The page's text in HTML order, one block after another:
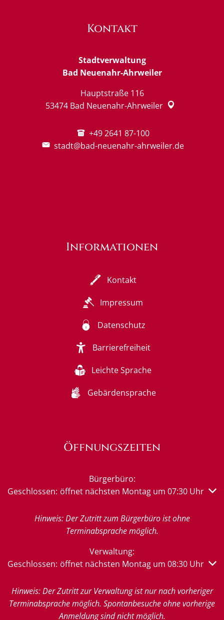
Kontakt
Stadtverwaltung
Bad Neuenahr-Ahrweiler
Hauptstraße 116
53474 Bad Neuenahr-Ahrweiler
+49 2641 87-100
stadt@bad-neuenahr-ahrweiler.de
Informationen
Kontakt
Impressum
Datenschutz
Barrierefreiheit
Leichte Sprache
Gebärdensprache
Öffnungszeiten
Bürgerbüro:
Klicken, um weitere Öffnungs- oder Schließzeiten
Geschlossen: öffnet nächsten Montag um 07:30 Uhr
Hinweis: Der Zutritt zum Bürgerbüro ist ohne
Terminabsprache möglich.
Verwaltung:
Klicken, um weitere Öffnungs- oder Schließzeiten
Geschlossen: öffnet nächsten Montag um 08:30 Uhr
Hinweis: Der Zutritt zur Verwaltung ist nur nach vorheriger
Terminabsprache möglich. Spontanbesuche ohne vorherige
Anmeldung sind nicht möglich.